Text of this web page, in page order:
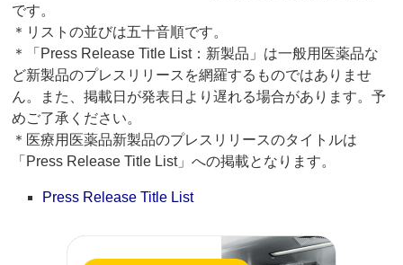
です。
＊リストの並びは五十音順です。
＊「Press Release Title List：新製品」は一般用医薬品な
ど新製品のプレスリリースを網羅するものではありませ
ん。また、掲載日が発表日より遅れる場合があります。予
めご了承ください。
＊医療用医薬品新製品のプレスリリースのタイトルは
「Press Release Title List」への掲載となります。
Press Release Title List